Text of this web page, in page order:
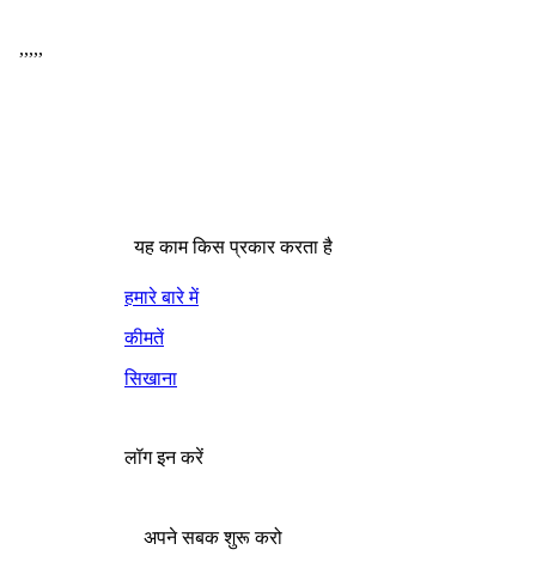
,,,,,
यह काम किस प्रकार करता है
हमारे बारे में
कीमतें
सिखाना
लॉग इन करें
अपने सबक शुरू करो